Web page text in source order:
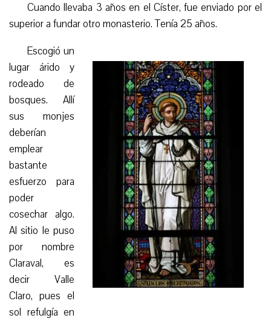
Cuando llevaba 3 años en el Císter, fue enviado por el
superior a fundar otro monasterio. Tenía 25 años.
Escogió un
lugar árido y
rodeado de
bosques. Allí
sus monjes
deberían
emplear
bastante
esfuerzo para
poder
cosechar algo.
Al sitio le puso
por nombre
Claraval, es
decir Valle
Claro, pues el
sol refulgía en